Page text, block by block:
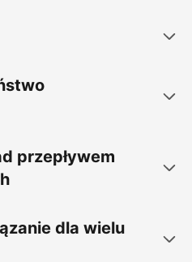
przepływem
dla wielu